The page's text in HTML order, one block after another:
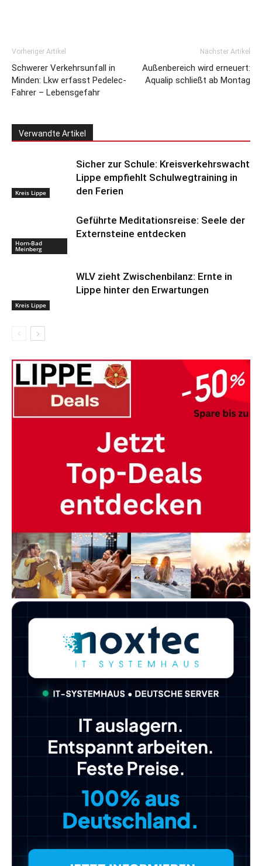
Vorheriger Artikel
Schwerer Verkehrsunfall in
Minden: Lkw erfasst Pedelec-
Fahrer – Lebensgefahr
Nächster Artikel
Außenbereich wird erneuert:
Aqualip schließt ab Montag
Verwandte Artikel
Kreis Lippe
Sicher zur Schule: Kreisverkehrswacht
Lippe empfiehlt Schulwegtraining in
den Ferien
Horn-Bad
Meinberg
Geführte Meditationsreise: Seele der
Externsteine entdecken
Kreis Lippe
WLV zieht Zwischenbilanz: Ernte in
Lippe hinter den Erwartungen